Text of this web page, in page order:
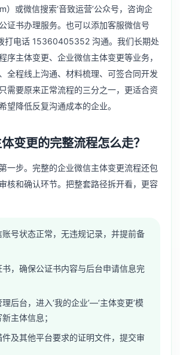
）或微信搜索‘音致运营’公众号，咨询企
证书办理服务。也可以添加客服微信号
打电话 15360405352 沟通。我们长期处
序主体变更、企业微信主体变更等业务，
全程线上沟通、材料梳理、可签合同开发
需要原来正常流程的三分之一，更适合资
望降低反复沟通成本的企业。
变更的完整流程怎么走？
一步。完整的企业微信主体变更流程还包
核和确认环节。把整套路径拆开看，更容
号状态正常，无违规记录，并提前备
，确保公证书内容与后台申请信息完
后台，进入‘我的企业’—‘主体变更’模
主体信息；
件及其他平台要求的证明文件，提交审